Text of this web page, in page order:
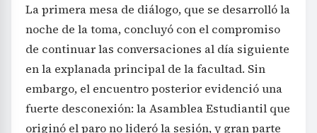
La primera mesa de diálogo, que se desarrolló la
noche de la toma, concluyó con el compromiso
de continuar las conversaciones al día siguiente
en la explanada principal de la facultad. Sin
embargo, el encuentro posterior evidenció una
fuerte desconexión: la Asamblea Estudiantil que
originó el paro no lideró la sesión, y gran parte